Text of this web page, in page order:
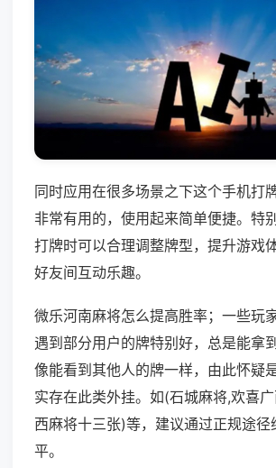
同时应用在很多场景之下这个手机打
非常有用的，使用起来简单便捷。特
打牌时可以合理调整牌型，提升游戏
好友间互动乐趣。
微乐河南麻将怎么提高胜率；一些玩
遇到部分用户的牌特别好，总是能拿
像能看到其他人的牌一样，由此怀疑
实存在此类外挂。如(石城麻将,欢喜
西麻将十三张)等，建议通过正规途径
平。